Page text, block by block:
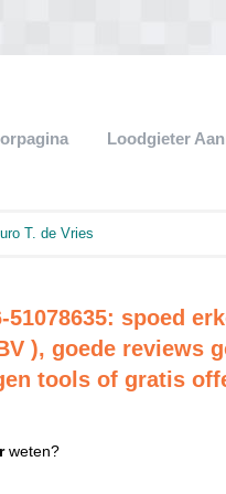
Loodgieter
T. de Vries
spoed
), goede reviews
tools of gratis
weten?